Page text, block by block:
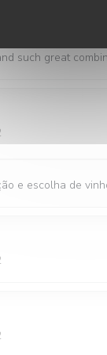
such great
e escolha de